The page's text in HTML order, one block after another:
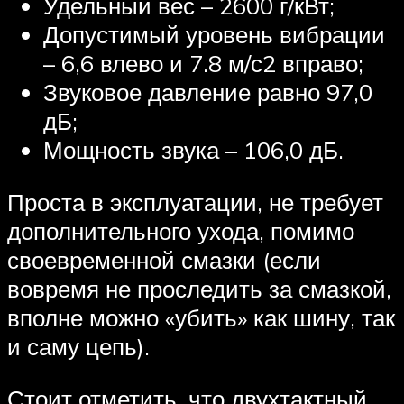
Допустимый уровень вибрации
– 6,6 влево и 7.8 м/с2 вправо;
Звуковое давление равно 97,0
дБ;
Мощность звука – 106,0 дБ.
Проста в эксплуатации, не требует
дополнительного ухода, помимо
своевременной смазки (если
вовремя не проследить за смазкой,
вполне можно «убить» как шину, так
и саму цепь).
Стоит отметить, что двухтактный